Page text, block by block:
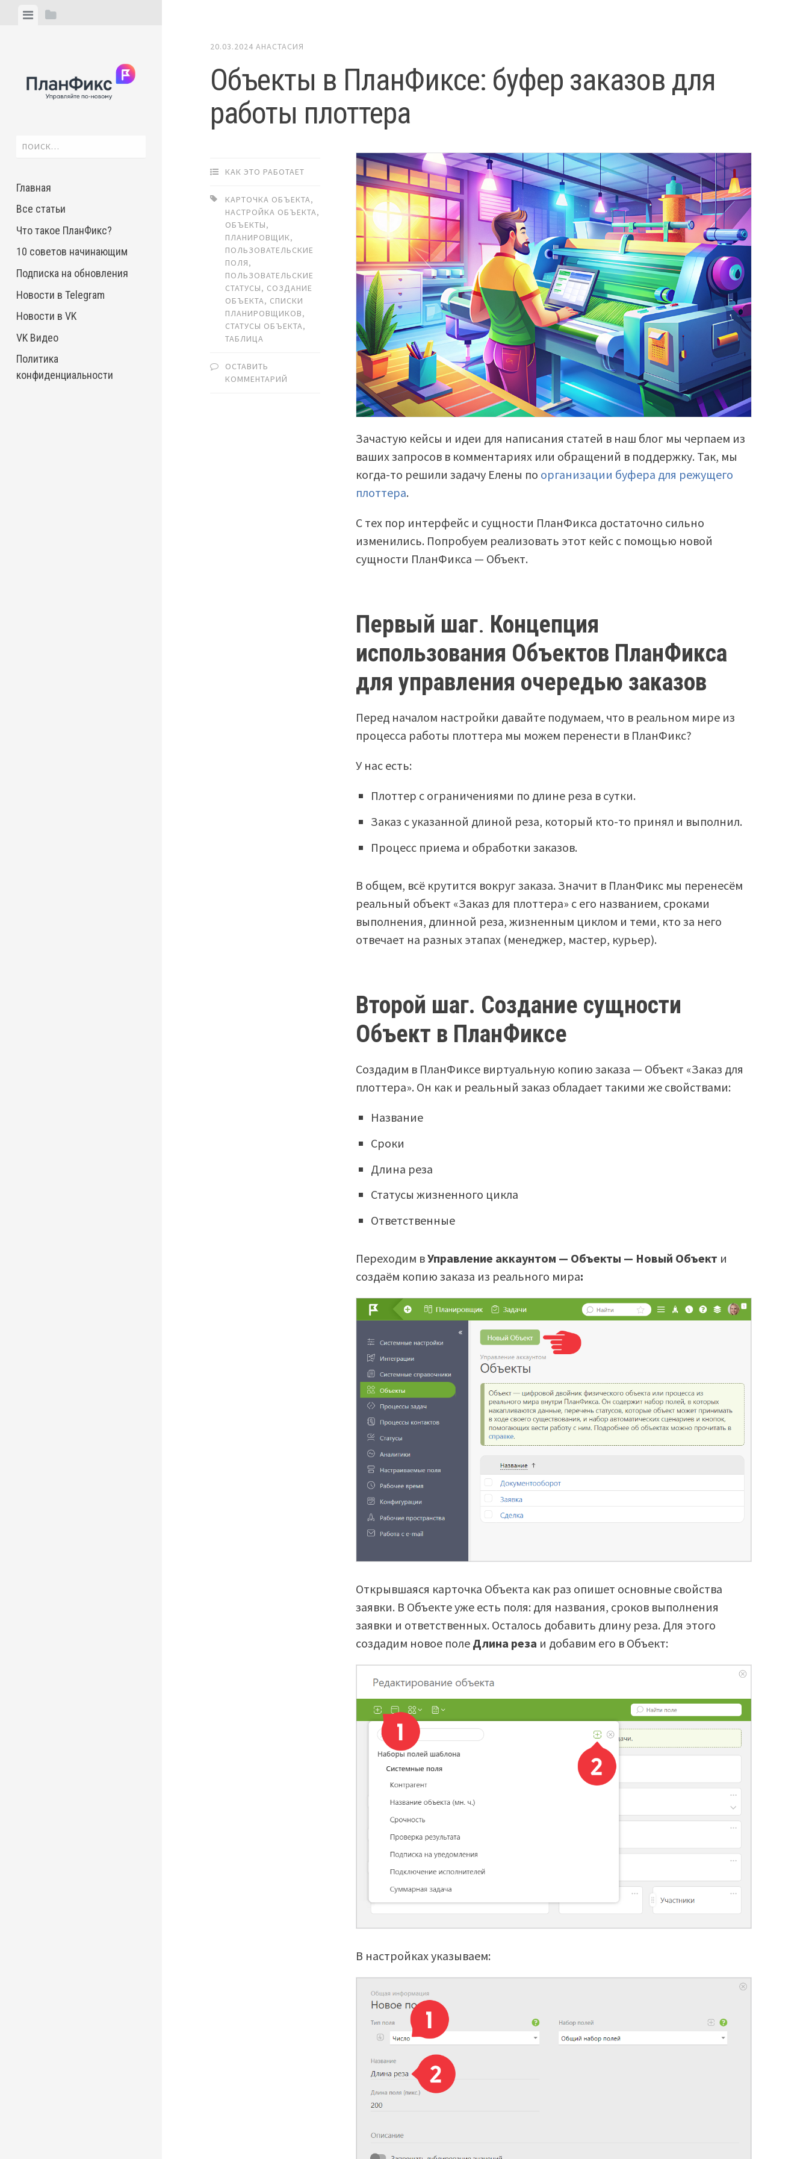
ViewView
Найти:
Главная
Все статьи
Что такое ПланФикс?
10 советов начинающим
Подписка на обновления
Новости в Telegram
Новости в VK
VK Видео
Политика
конфиденциальности
20.03.2024 АНАСТАСИЯ
Объекты в ПланФиксе: буфер заказов для
работы плоттера
КАК ЭТО РАБОТАЕТ
КАРТОЧКА ОБЪЕКТА,
НАСТРОЙКА ОБЪЕКТА,
ОБЪЕКТЫ,
ПЛАНИРОВЩИК,
ПОЛЬЗОВАТЕЛЬСКИЕ
ПОЛЯ,
ПОЛЬЗОВАТЕЛЬСКИЕ
СТАТУСЫ, СОЗДАНИЕ
ОБЪЕКТА, СПИСКИ
ПЛАНИРОВЩИКОВ,
СТАТУСЫ ОБЪЕКТА,
ТАБЛИЦА
ОСТАВИТЬ
КОММЕНТАРИЙ
Зачастую кейсы и идеи для написания статей в наш блог мы черпаем из
ваших запросов в комментариях или обращений в поддержку. Так, мы
когда-то решили задачу Елены по организации буфера для режущего
плоттера.
С тех пор интерфейс и сущности ПланФикса достаточно сильно
изменились. Попробуем реализовать этот кейс с помощью новой
сущности ПланФикса — Объект.
Первый шаг. Концепция
использования Объектов ПланФикса
для управления очередью заказов
Перед началом настройки давайте подумаем, что в реальном мире из
процесса работы плоттера мы можем перенести в ПланФикс?
У нас есть:
Плоттер с ограничениями по длине реза в сутки.
Заказ с указанной длиной реза, который кто-то принял и выполнил.
Процесс приема и обработки заказов.
В общем, всё крутится вокруг заказа. Значит в ПланФикс мы перенесём
реальный объект «Заказ для плоттера» с его названием, сроками
выполнения, длинной реза, жизненным циклом и теми, кто за него
отвечает на разных этапах (менеджер, мастер, курьер).
Второй шаг. Создание сущности
Объект в ПланФиксе
Создадим в ПланФиксе виртуальную копию заказа — Объект «Заказ для
плоттера». Он как и реальный заказ обладает такими же свойствами:
Название
Сроки
Длина реза
Статусы жизненного цикла
Ответственные
Переходим вУправление аккаунтом — Объекты — Новый Объект и
создаём копию заказа из реального мира:
Открывшаяся карточка Объекта как раз опишет основные свойства
заявки. В Объекте уже есть поля: для названия, сроков выполнения
заявки и ответственных. Осталось добавить длину реза. Для этого
создадим новое поле Длина реза и добавим его в Объект:
В настройках указываем: